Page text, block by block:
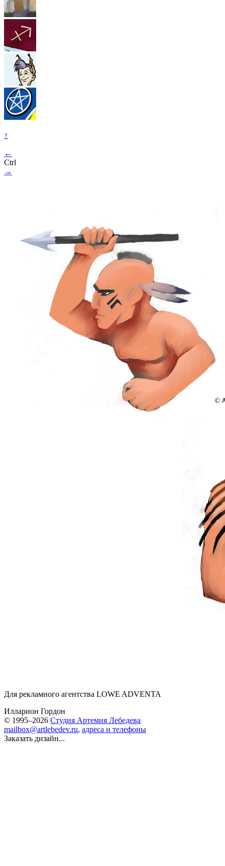
↑
←
Ctrl
→
Для рекламного агентства LOWE ADVENTA
Илларион Гордон
© 1995–2026 Студия Артемия Лебедева
mailbox@artlebedev.ru, адреса и телефоны
Заказать дизайн...